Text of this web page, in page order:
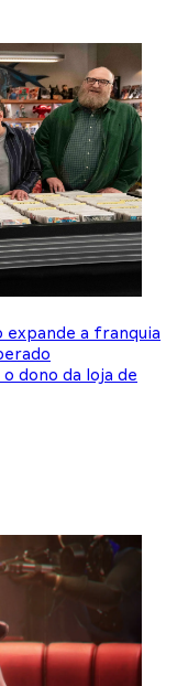
expande a franquia
dono da loja de